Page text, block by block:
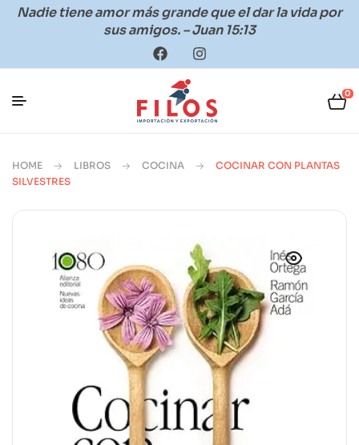
Nadie tiene amor más grande que el dar la vida por
sus amigos. – Juan 15:13
0
HOME LIBROS COCINA
COCINAR CON PLANTAS
SILVESTRES